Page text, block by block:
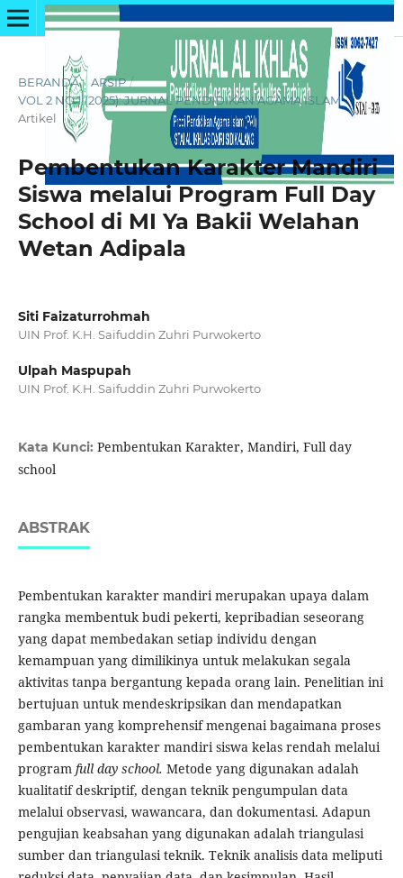
BERANDA / ARSIP /
VOL 2 NO 1 (2025): JURNAL PENDIDIKAN AGAMA ISLAM /
Artikel
Pembentukan Karakter Mandiri
Siswa melalui Program Full Day
School di MI Ya Bakii Welahan
Wetan Adipala
Siti Faizaturrohmah
UIN Prof. K.H. Saifuddin Zuhri Purwokerto
Ulpah Maspupah
UIN Prof. K.H. Saifuddin Zuhri Purwokerto
Kata Kunci: Pembentukan Karakter, Mandiri, Full day
school
ABSTRAK
Pembentukan karakter mandiri merupakan upaya dalam
rangka membentuk budi pekerti, kepribadian seseorang
yang dapat membedakan setiap individu dengan
kemampuan yang dimilikinya untuk melakukan segala
aktivitas tanpa bergantung kepada orang lain. Penelitian ini
bertujuan untuk mendeskripsikan dan mendapatkan
gambaran yang komprehensif mengenai bagaimana proses
pembentukan karakter mandiri siswa kelas rendah melalui
program full day school. Metode yang digunakan adalah
kualitatif deskriptif, dengan teknik pengumpulan data
melalui observasi, wawancara, dan dokumentasi. Adapun
pengujian keabsahan yang digunakan adalah triangulasi
sumber dan triangulasi teknik. Teknik analisis data meliputi